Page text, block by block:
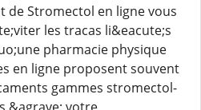
de Stromectol en ligne vous
les tracas li&eacute;s
pharmacie physique
en ligne proposent souvent
gammes stromectol-